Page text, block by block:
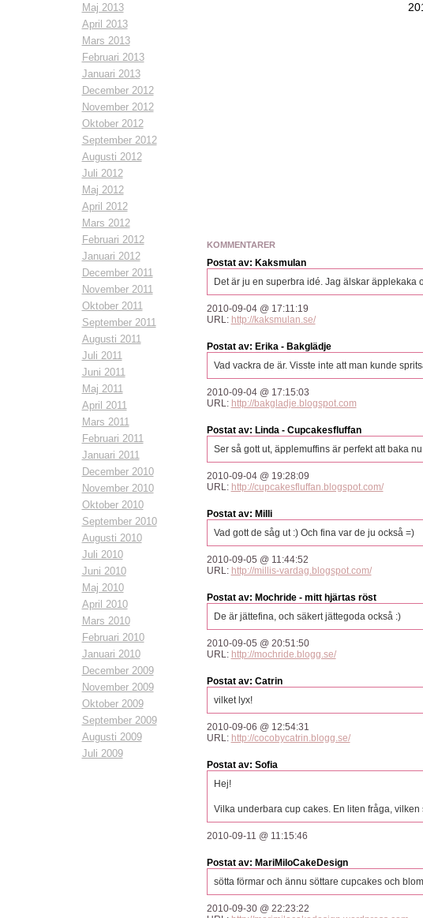
Maj 2013
April 2013
Mars 2013
Februari 2013
Januari 2013
December 2012
November 2012
Oktober 2012
September 2012
Augusti 2012
Juli 2012
Maj 2012
April 2012
Mars 2012
Februari 2012
Januari 2012
December 2011
November 2011
Oktober 2011
September 2011
Augusti 2011
Juli 2011
Juni 2011
Maj 2011
April 2011
Mars 2011
Februari 2011
Januari 2011
December 2010
November 2010
Oktober 2010
September 2010
Augusti 2010
Juli 2010
Juni 2010
Maj 2010
April 2010
Mars 2010
Februari 2010
Januari 2010
December 2009
November 2009
Oktober 2009
September 2009
Augusti 2009
Juli 2009
KOMMENTARER
Postat av: Kaksmulan
Det är ju en superbra idé. Jag älskar äpplekaka
2010-09-04 @ 17:11:19
URL: http://kaksmulan.se/
Postat av: Erika - Bakglädje
Vad vackra de är. Visste inte att man kunde
2010-09-04 @ 17:15:03
URL: http://bakgladje.blogspot.com
Postat av: Linda - Cupcakesfluffan
Ser så gott ut, äpplemuffins är perfekt att baka
2010-09-04 @ 19:28:09
URL: http://cupcakesfluffan.blogspot.com/
Postat av: Milli
Vad gott de såg ut :) Och fina var de ju också =)
2010-09-05 @ 11:44:52
URL: http://millis-vardag.blogspot.com/
Postat av: Mochride - mitt hjärtas röst
De är jättefina, och säkert jättegoda också :)
2010-09-05 @ 20:51:50
URL: http://mochride.blogg.se/
Postat av: Catrin
vilket lyx!
2010-09-06 @ 12:54:31
URL: http://cocobycatrin.blogg.se/
Postat av: Sofia
Hej!
Vilka underbara cup cakes. En liten fråga,
2010-09-11 @ 11:15:46
Postat av: MariMiloCakeDesign
sötta förmar och ännu söttare cupcakes och
2010-09-30 @ 22:23:22